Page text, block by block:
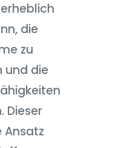
die
zu
und die
Dieser
Ansatz